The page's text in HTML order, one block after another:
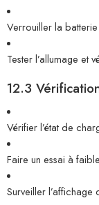
Verrouiller la
Tester l’allumage et
12.3
Vérifier l’état de
Faire un essai à
Surveiller l’affichage